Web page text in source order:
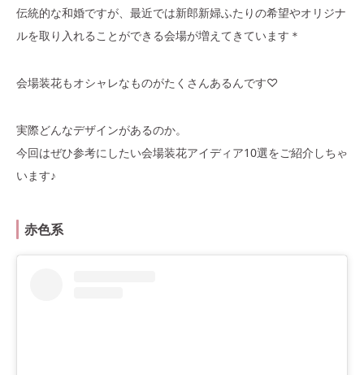
伝統的な和婚ですが、最近では新郎新婦ふたりの希望やオリジナ
ルを取り入れることができる会場が増えてきています＊
会場装花もオシャレなものがたくさんあるんです♡
実際どんなデザインがあるのか。
今回はぜひ参考にしたい会場装花アイディア10選をご紹介しちゃ
います♪
赤色系